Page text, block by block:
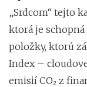
„Srdcom“ tejto
ktorá je
položky, ktorú
Index –
emisií CO₂ z